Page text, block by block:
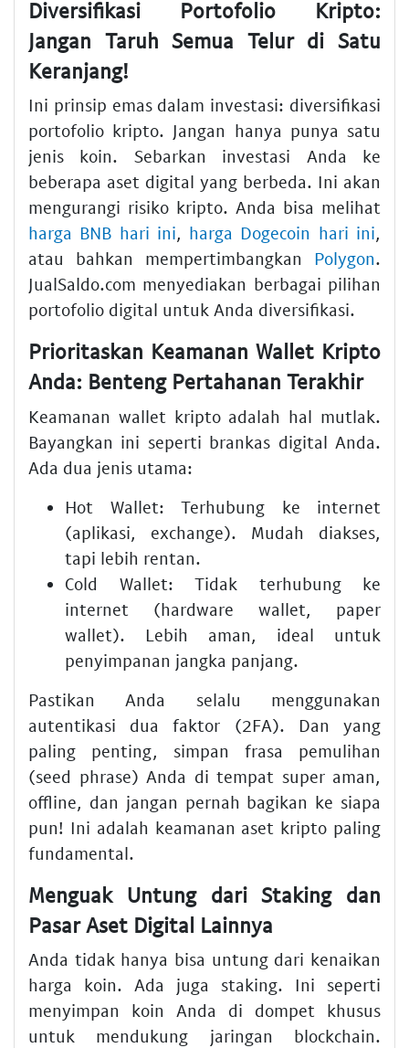
Diversifikasi Portofolio Kripto:
Jangan Taruh Semua Telur di Satu
Keranjang!
Ini prinsip emas dalam investasi: diversifikasi
portofolio kripto. Jangan hanya punya satu
jenis koin. Sebarkan investasi Anda ke
beberapa aset digital yang berbeda. Ini akan
mengurangi risiko kripto. Anda bisa melihat
harga BNB hari ini, harga Dogecoin hari ini,
atau bahkan mempertimbangkan Polygon.
JualSaldo.com menyediakan berbagai pilihan
portofolio digital untuk Anda diversifikasi.
Prioritaskan Keamanan Wallet Kripto
Anda: Benteng Pertahanan Terakhir
Keamanan wallet kriptoadalah hal mutlak.
Bayangkan ini seperti brankas digital Anda.
Ada dua jenis utama:
Hot Wallet: Terhubung ke internet
(aplikasi, exchange). Mudah diakses,
tapi lebih rentan.
Cold Wallet: Tidak terhubung ke
internet (hardware wallet, paper
wallet). Lebih aman, ideal untuk
penyimpanan jangka panjang.
Pastikan Anda selalu menggunakan
autentikasi dua faktor (2FA). Dan yang
paling penting, simpan frasa pemulihan
(seed phrase) Anda di tempat super aman,
offline, dan jangan pernah bagikan ke siapa
pun! Ini adalah keamanan aset kripto paling
fundamental.
Menguak Untung dari Staking dan
Pasar Aset Digital Lainnya
Anda tidak hanya bisa untung dari kenaikan
harga koin. Ada juga staking. Ini seperti
menyimpan koin Anda di dompet khusus
untuk mendukung jaringan blockchain.